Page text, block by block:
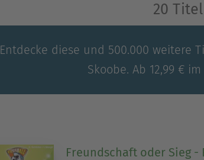
20
Entdecke diese und 500.000 weitere
Skoobe. Ab 12,99 €
Freundschaft oder Sieg -